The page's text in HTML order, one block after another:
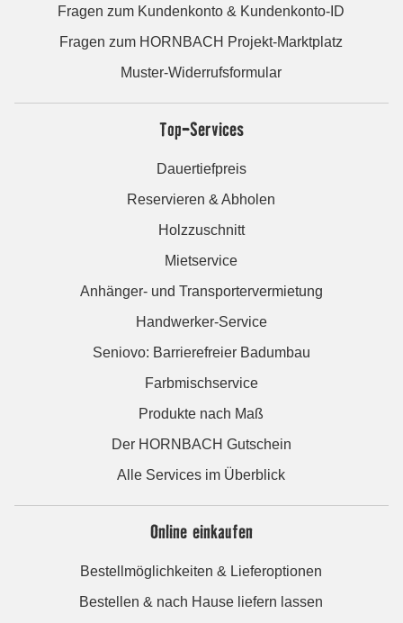
Fragen zum Kundenkonto & Kundenkonto-ID
Fragen zum HORNBACH Projekt-Marktplatz
Muster-Widerrufsformular
Top-Services
Dauertiefpreis
Reservieren & Abholen
Holzzuschnitt
Mietservice
Anhänger- und Transportervermietung
Handwerker-Service
Seniovo: Barrierefreier Badumbau
Farbmischservice
Produkte nach Maß
Der HORNBACH Gutschein
Alle Services im Überblick
Online einkaufen
Bestellmöglichkeiten & Lieferoptionen
Bestellen & nach Hause liefern lassen